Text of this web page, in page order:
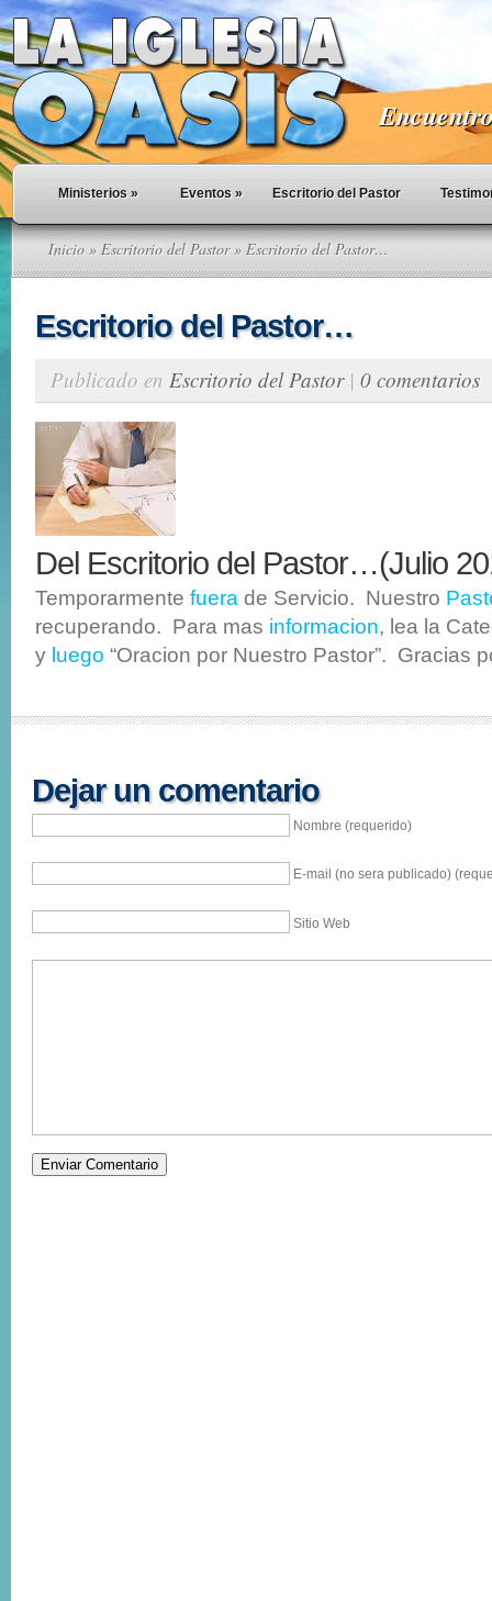
Ministerios » Eventos » Escritorio del Pastor
Inicio » Escritorio del Pastor» Escritorio del Pastor…
Escritorio del Pastor…
Publicado en Escritorio del Pastor| 0 comentarios
Del Escritorio del Pastor…(Julio
Temporarmente fuera de Servicio. Nuestro
recuperando. Para mas informacion, lea la
y luego “Oracion por Nuestro Pastor”. Gracias
Dejar un comentario
Nombre (requerido)
E-mail (no sera publicado)
Sitio Web